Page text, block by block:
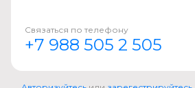
Связаться по телефону
+7 988 505 2 505